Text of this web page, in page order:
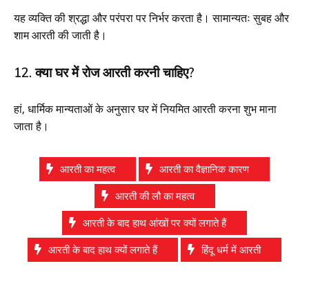
यह व्यक्ति की श्रद्धा और परंपरा पर निर्भर करता है। सामान्यतः सुबह और
शाम आरती की जाती है।
12. क्या घर में रोज आरती करनी चाहिए?
हां, धार्मिक मान्यताओं के अनुसार घर में नियमित आरती करना शुभ माना
जाता है।
आरती का महत्व
आरती का वैज्ञानिक कारण
आरती की लौ का महत्व
आरती के बाद हाथ आंखों पर क्यों लगाते हैं
आरती के बाद हाथ क्यों लगाते हैं
हिंदू धर्म में आरती